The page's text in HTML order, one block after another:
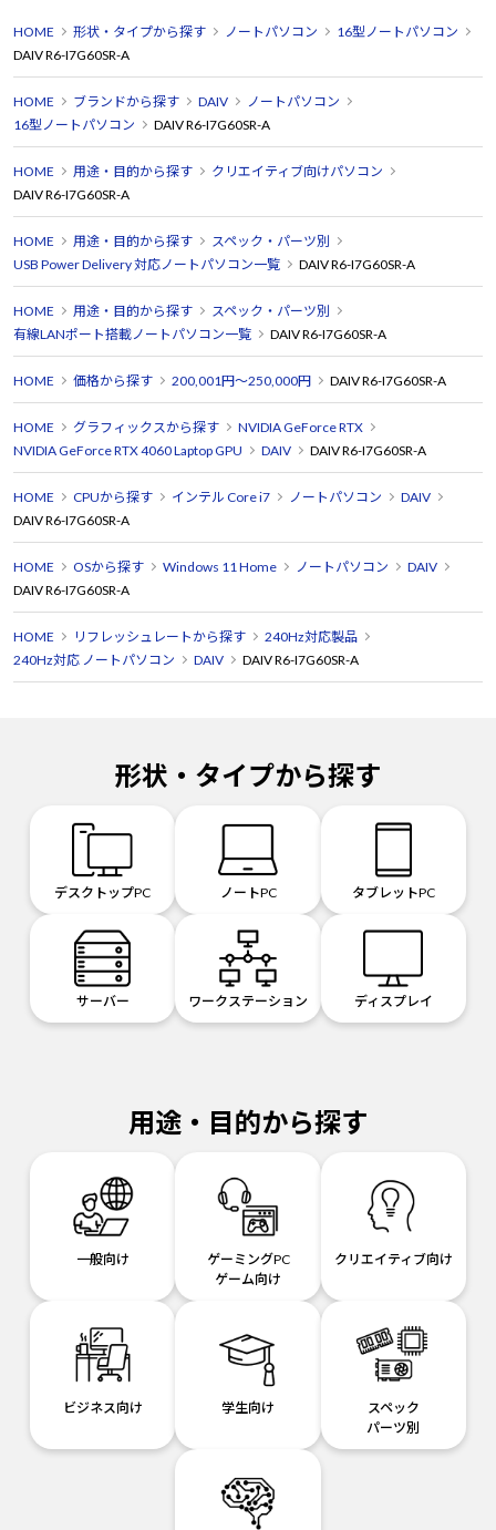
HOME 形状・タイプから探す ノートパソコン
16型ノートパソコン
DAIV R6-I7G60SR-A
HOME ブランドから探す DAIV
ノートパソコン
16型ノートパソコン
DAIV R6-I7G60SR-A
HOME 用途・目的から探す
クリエイティブ向けパソコン
DAIV R6-I7G60SR-A
HOME 用途・目的から探す
スペック・パーツ別
USB Power Delivery 対応ノートパソコン一覧
DAIV R6-I7G60SR-A
HOME 用途・目的から探す
スペック・パーツ別
有線LANポート搭載ノートパソコン一覧
DAIV R6-I7G60SR-A
HOME 価格から探す 200,001円～250,000円 DAIV R6-I7G60SR-A
HOME グラフィックスから探す
NVIDIA GeForce RTX
NVIDIA GeForce RTX 4060 Laptop GPU
DAIV DAIV R6-I7G60SR-A
HOME CPUから探す インテル Core i7 ノートパソコン
DAIV
DAIV R6-I7G60SR-A
HOME OSから探す Windows 11 Home ノートパソコン
DAIV
DAIV R6-I7G60SR-A
HOME リフレッシュレートから探す
240Hz対応製品
240Hz対応 ノートパソコン
DAIV DAIV R6-I7G60SR-A
形状・タイプから探す
デスクトップPC ノートPC タブレットPC
サーバー ワークステーション ディスプレイ
用途・目的から探す
一般向け
ゲーミングPC
ゲーム向け
クリエイティブ向け
ビジネス向け 学生向け
スペック
パーツ別